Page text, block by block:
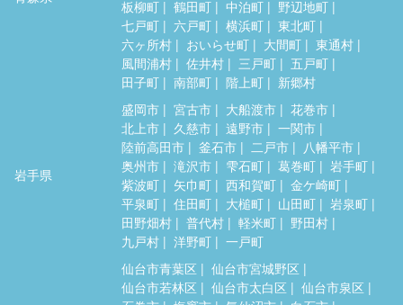
板柳町
鶴田町 中泊町
野辺地町
七戸町
六戸町 横浜町
東北町
六ヶ所村
おいらせ町 大間町
東通村
風間浦村
佐井村 三戸町
五戸町
田子町
南部町 階上町 新郷村
岩手県
盛岡市 宮古市 大船渡市
花巻市
北上市
久慈市 遠野市
一関市
陸前高田市
釜石市 二戸市
八幡平市
奥州市
滝沢市 雫石町 葛巻町
岩手町
紫波町
矢巾町 西和賀町
金ケ崎町
平泉町
住田町 大槌町 山田町
岩泉町
田野畑村
普代村 軽米町
野田村
九戸村
洋野町 一戸町
仙台市青葉区
仙台市宮城野区
仙台市若林区
仙台市太白区
仙台市泉区